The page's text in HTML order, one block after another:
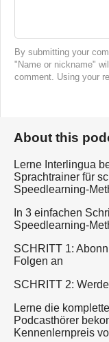
By submitting your
"Name or nickname"
comment. Using your
About this
Lerne Interlingua
Sprachtrainer für
Speedlearning-
In 3 einfachen
Speedlearning-
SCHRITT 1:
Folgen an
SCHRITT 2:
Lerne die
Podcasthörer
Kennenlernpreis